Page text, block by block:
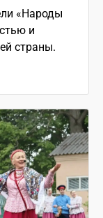
«Народы
и
страны.